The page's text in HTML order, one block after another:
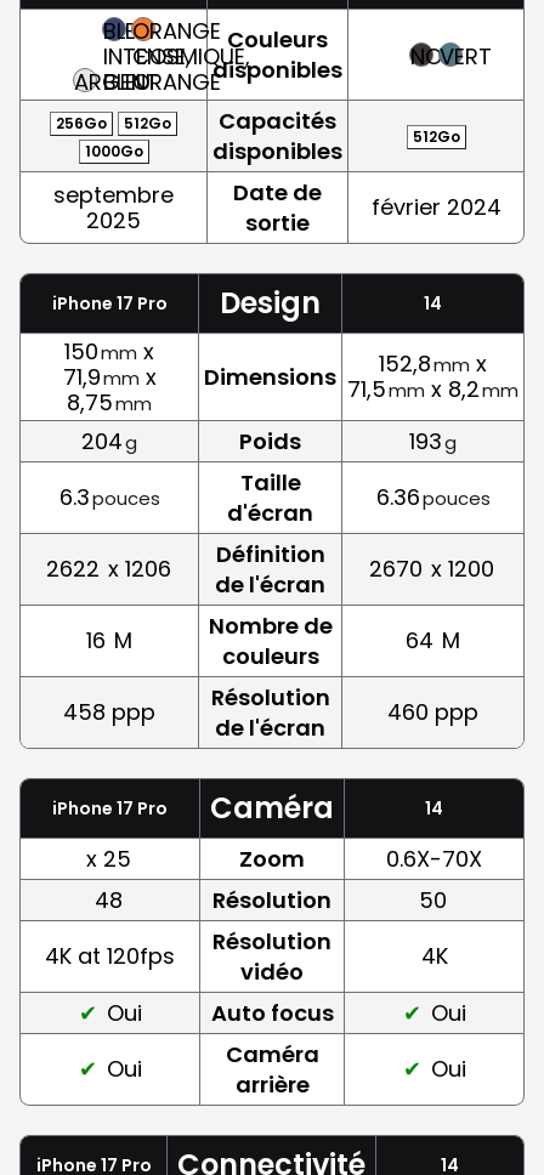
ARGENT
BLEU
INTENSE,
BLEU
ORANGE
COSMIQUE,
ORANGE
Couleurs
disponibles
NOIRVERT
256Go
512Go
1000Go
Capacités
disponibles
512Go
septembre
2025
Date de
sortie
février 2024
iPhone 17 Pro Design 14
150mm x
71,9mm x
8,75mm
Dimensions 152,8mm x
71,5mm x 8,2mm
204g Poids 193g
6.3pouces
Taille
d'écran
6.36pouces
2622 x 1206
Définition
de l'écran
2670 x 1200
16 M
Nombre de
couleurs
64 M
458 ppp
Résolution
de l'écran
460 ppp
iPhone 17 Pro Caméra 14
x 25 Zoom
0.6X-70X
48
Résolution
50
4K at 120fps
Résolution
vidéo
4K
Oui
Auto focus
Oui
Oui
Caméra
arrière
Oui
iPhone 17 Pro Connectivité 14